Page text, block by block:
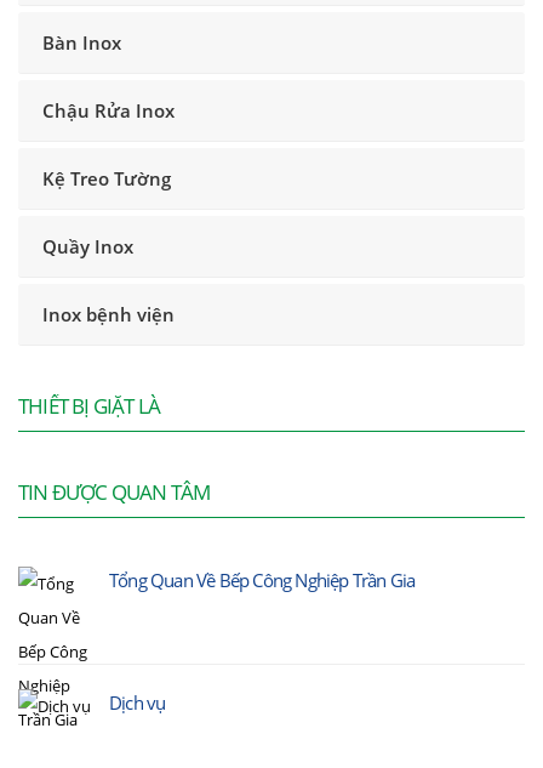
Bàn Inox
Chậu Rửa Inox
Kệ Treo Tường
Quầy Inox
Inox bệnh viện
THIẾT BỊ GIẶT LÀ
TIN ĐƯỢC QUAN TÂM
Tổng Quan Về Bếp Công Nghiệp Trần Gia
Dịch vụ